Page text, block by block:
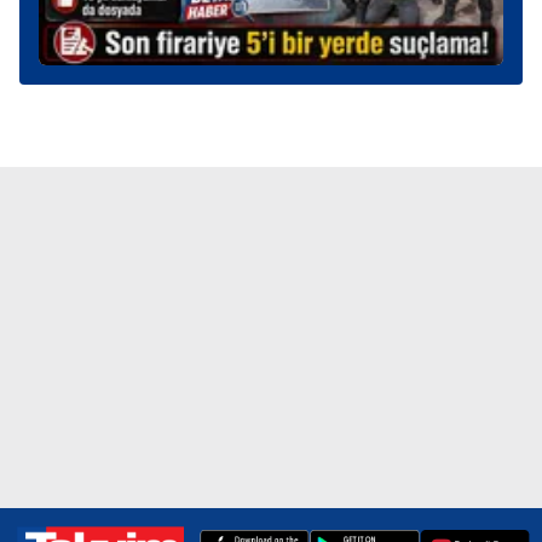
kullanılmaktadır. Diğer çerezler, sitemizin daha işlevsel
kılınması ve kişiselleştirilmesi ve sizlere yönelik
reklam/pazarlama faaliyetlerinin yapılması, amaçlarıyla